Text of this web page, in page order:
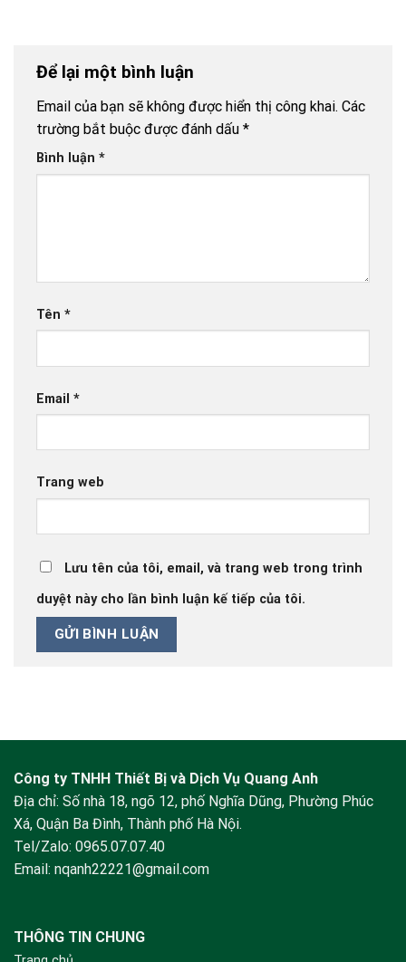
Để lại một bình luận
Email của bạn sẽ không được hiển thị công khai. Các
trường bắt buộc được đánh dấu *
Bình luận *
Tên *
Email *
Trang web
Lưu tên của tôi, email, và trang web trong trình
duyệt này cho lần bình luận kế tiếp của tôi.
Công ty TNHH Thiết Bị và Dịch Vụ Quang Anh
Địa chỉ: Số nhà 18, ngõ 12, phố Nghĩa Dũng, Phường Phúc
Xá, Quận Ba Đình, Thành phố Hà Nội.
Tel/Zalo: 0965.07.07.40
Email: nqanh22221@gmail.com
THÔNG TIN CHUNG